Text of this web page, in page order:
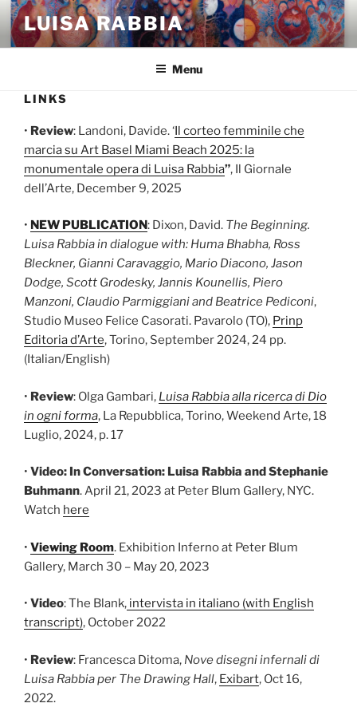
Skip
to
content
LUISA RABBIA
Menu
LINKS
• Review: Landoni, Davide. ‘Il corteo femminile che
marcia su Art Basel Miami Beach 2025: la
monumentale opera di Luisa Rabbia”, Il Giornale
dell’Arte, December 9, 2025
• NEW PUBLICATION: Dixon, David. The Beginning.
Luisa Rabbia in dialogue with: Huma Bhabha, Ross
Bleckner, Gianni Caravaggio, Mario Diacono, Jason
Dodge, Scott Grodesky, Jannis Kounellis, Piero
Manzoni, Claudio Parmiggiani and Beatrice Pediconi,
Studio Museo Felice Casorati. Pavarolo (TO), Prinp
Editoria d’Arte, Torino, September 2024, 24 pp.
(Italian/English)
• Review: Olga Gambari, Luisa Rabbia alla ricerca di Dio
in ogni forma, La Repubblica, Torino, Weekend Arte, 18
Luglio, 2024, p. 17
• Video: In Conversation: Luisa Rabbia and Stephanie
Buhmann. April 21, 2023 at Peter Blum Gallery, NYC.
Watch here
• Viewing Room. Exhibition Inferno at Peter Blum
Gallery, March 30 – May 20, 2023
• Video: The Blank, intervista in italiano (with English
transcript), October 2022
• Review: Francesca Ditoma, Nove disegni infernali di
Luisa Rabbia per The Drawing Hall, Exibart, Oct 16,
2022.